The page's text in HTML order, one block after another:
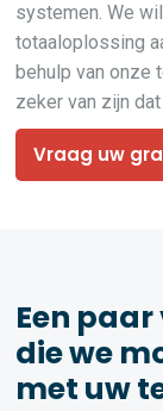
systemen. We
totaaloplossing
behulp van onze
zeker van zijn
Vraag uw
Een
die we
met uw